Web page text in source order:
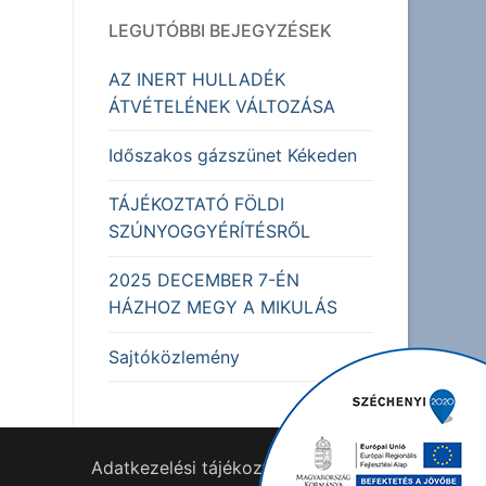
LEGUTÓBBI BEJEGYZÉSEK
AZ INERT HULLADÉK
ÁTVÉTELÉNEK VÁLTOZÁSA
Időszakos gázszünet Kékeden
TÁJÉKOZTATÓ FÖLDI
SZÚNYOGGYÉRÍTÉSRŐL
2025 DECEMBER 7-ÉN
HÁZHOZ MEGY A MIKULÁS
Sajtóközlemény
Adatkezelési tájékoztató